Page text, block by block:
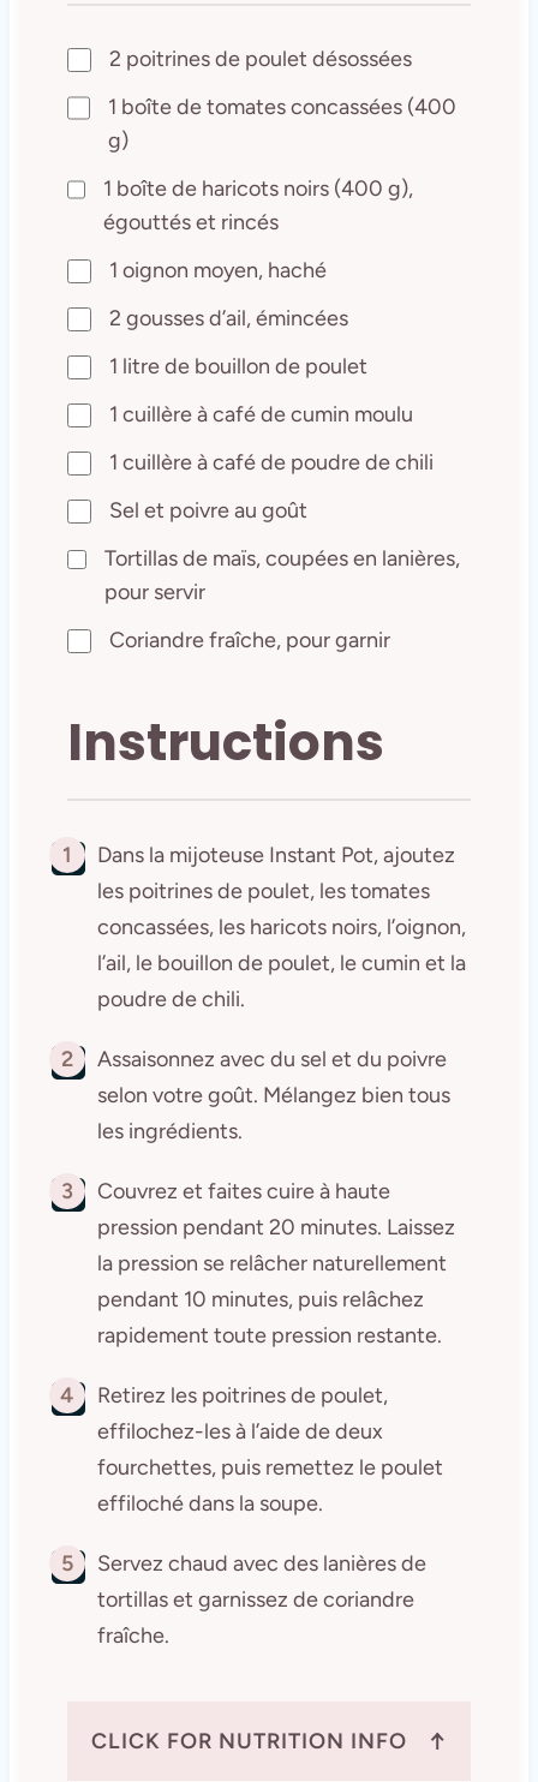
2 poitrines de poulet désossées
1 boîte de tomates concassées (400
g)
1 boîte de haricots noirs (400 g),
égouttés et rincés
1 oignon moyen, haché
2 gousses d’ail, émincées
1 litre de bouillon de poulet
1 cuillère à café de cumin moulu
1 cuillère à café de poudre de chili
Sel et poivre au goût
Tortillas de maïs, coupées en lanières,
pour servir
Coriandre fraîche, pour garnir
Instructions
1
Dans la mijoteuse Instant Pot, ajoutez
les poitrines de poulet, les tomates
concassées, les haricots noirs, l’oignon,
l’ail, le bouillon de poulet, le cumin et la
poudre de chili.
2
Assaisonnez avec du sel et du poivre
selon votre goût. Mélangez bien tous
les ingrédients.
3
Couvrez et faites cuire à haute
pression pendant 20 minutes. Laissez
la pression se relâcher naturellement
pendant 10 minutes, puis relâchez
rapidement toute pression restante.
4
Retirez les poitrines de poulet,
effilochez-les à l’aide de deux
fourchettes, puis remettez le poulet
effiloché dans la soupe.
5
Servez chaud avec des lanières de
tortillas et garnissez de coriandre
fraîche.
CLICK FOR NUTRITION INFO ↑